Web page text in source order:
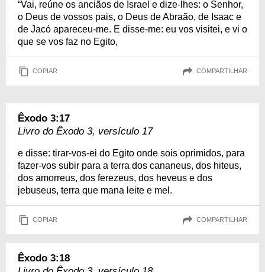
“Vai, reúne os anciãos de Israel e dize-lhes: o Senhor,
o Deus de vossos pais, o Deus de Abraão, de Isaac e
de Jacó apareceu-me. E disse-me: eu vos visitei, e vi o
que se vos faz no Egito,
COPIAR COMPARTILHAR
Êxodo 3:17
Livro do Êxodo 3, versículo 17
e disse: tirar-vos-ei do Egito onde sois oprimidos, para
fazer-vos subir para a terra dos cananeus, dos hiteus,
dos amorreus, dos ferezeus, dos heveus e dos
jebuseus, terra que mana leite e mel.
COPIAR COMPARTILHAR
Êxodo 3:18